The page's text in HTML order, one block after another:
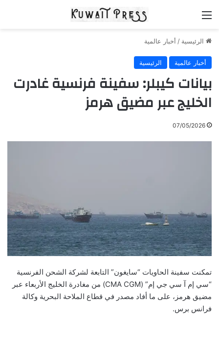
الرئيسية / أخبار عالمية
أخبار عالمية الرئيسية
بيانات كيبلر: سفينة فرنسية غادرت
الخليج عبر مضيق هرمز
07/05/2026
تمكنت سفينة الحاويات “سايغون” التابعة لشركة الشحن الفرنسية
“سي إم آ سي جي إم” (CMA CGM) من مغادرة الخليج الأربعاء عبر
مضيق هرمز، على ما أفاد مصدر في قطاع الملاحة البحرية وكالة
فرانس برس.